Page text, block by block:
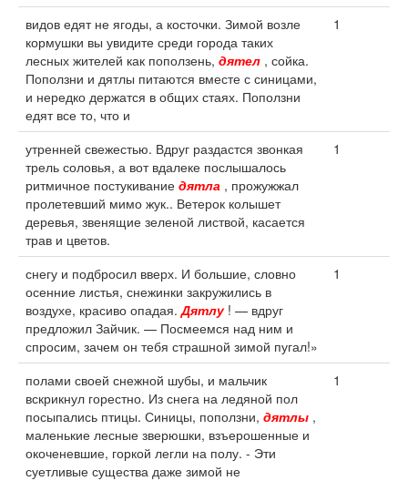
видов едят не ягоды, а косточки. Зимой возле
кормушки вы увидите среди города таких
лесных жителей как поползень, дятел , сойка.
Поползни и дятлы питаются вместе с синицами,
и нередко держатся в общих стаях. Поползни
едят все то, что и
1
утренней свежестью. Вдруг раздастся звонкая
трель соловья, а вот вдалеке послышалось
ритмичное постукивание дятла , прожужжал
пролетевший мимо жук.. Ветерок колышет
деревья, звенящие зеленой листвой, касается
трав и цветов.
1
снегу и подбросил вверх. И большие, словно
осенние листья, снежинки закружились в
воздухе, красиво опадая.Дятлу! — вдруг
предложил Зайчик. — Посмеемся над ним и
спросим, зачем он тебя страшной зимой пугал!»
1
полами своей снежной шубы, и мальчик
вскрикнул горестно. Из снега на ледяной пол
посыпались птицы. Синицы, поползни, дятлы ,
маленькие лесные зверюшки, взъерошенные и
окоченевшие, горкой легли на полу. - Эти
суетливые существа даже зимой не
1